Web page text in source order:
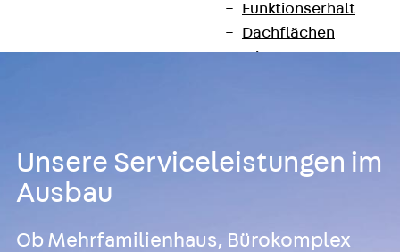
Funktionserhalt
Dachflächen
Services
Beratung, Planung,
Individuelle Lösungen
Unsere Serviceleistungen im
Ausbau
Ob Mehrfamilienhaus, Bürokomplex